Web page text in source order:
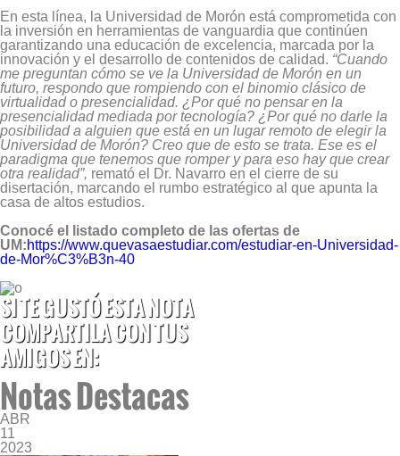
En esta línea, la Universidad de Morón está comprometida con
la inversión en herramientas de vanguardia que continúen
garantizando una educación de excelencia, marcada por la
innovación y el desarrollo de contenidos de calidad. “Cuando
me preguntan cómo se ve la Universidad de Morón en un
futuro, respondo que rompiendo con el binomio clásico de
virtualidad o presencialidad. ¿Por qué no pensar en la
presencialidad mediada por tecnología? ¿Por qué no darle la
posibilidad a alguien que está en un lugar remoto de elegir la
Universidad de Morón? Creo que de esto se trata. Ese es el
paradigma que tenemos que romper y para eso hay que crear
otra realidad”, remató el Dr. Navarro en el cierre de su
disertación, marcando el rumbo estratégico al que apunta la
casa de altos estudios.
Conocé el listado completo de las ofertas de
UM:https://www.quevasaestudiar.com/estudiar-en-Universidad-
de-Mor%C3%B3n-40
SI TE GUSTÓ ESTA NOTA
COMPARTILA CON TUS
AMIGOS EN:
Notas Destacas
ABR
11
2023